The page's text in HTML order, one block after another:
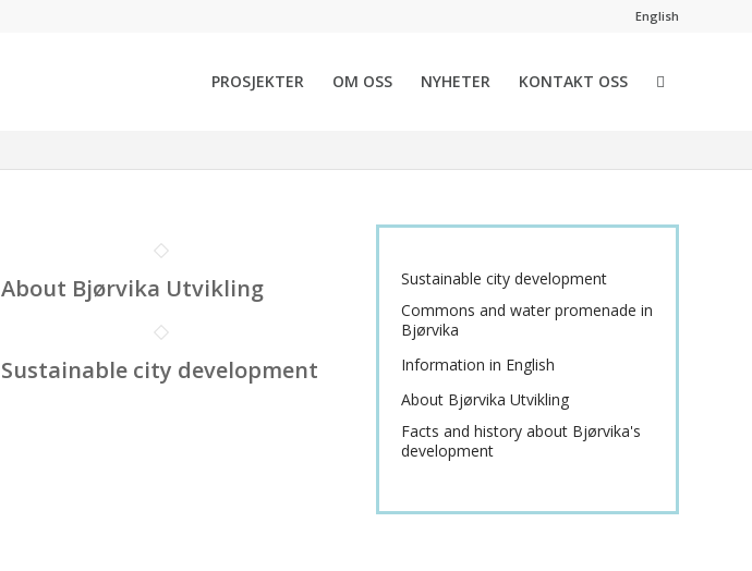
English
PROSJEKTER OM OSS NYHETER KONTAKT OSS
About Bjørvika Utvikling
Sustainable city development
Sustainable city development
Commons and water promenade in
Bjørvika
Information in English
About Bjørvika Utvikling
Facts and history about Bjørvika's
development